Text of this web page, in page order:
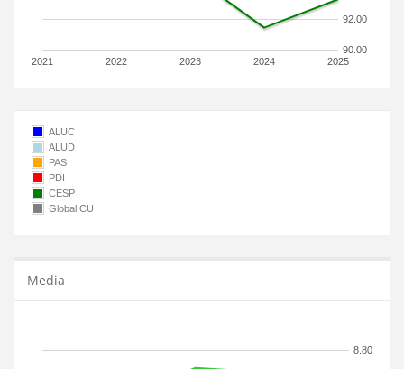
2021 2022 2023 2024 2025
90.00
92.00
ALUC
ALUD
PAS
PDI
CESP
Global CU
Media
8.80